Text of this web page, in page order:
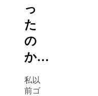
っ
た
の
か…
私以
前ゴ